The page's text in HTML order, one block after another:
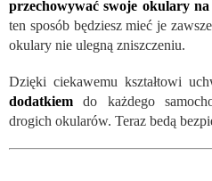
przechowywać swoje okulary na
ten sposób będziesz mieć je
okulary nie ulegną zniszczeniu.
Dzięki ciekawemu kształtowi
dodatkiem do każdego
drogich okularów. Teraz bedą